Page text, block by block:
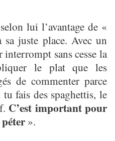
lui l’avantage de «
juste place. Avec un
sans cesse la
le plat que les
de commenter parce
fais des spaghettis, le
C’est important pour
».